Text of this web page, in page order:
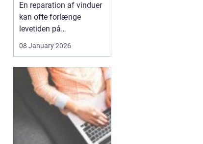
En reparation af vinduer
kan ofte forlænge
levetiden på
glas med mange år. For
valget mellem at
reparere eller udskifte
hele vinduet, og
beslutningen har både
08 January 2026